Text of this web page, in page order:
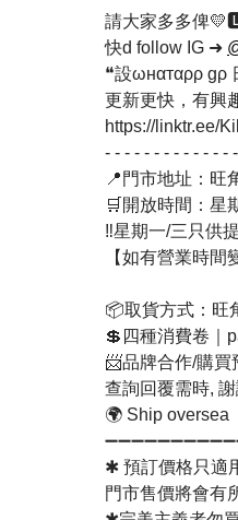
請大家多多俾
快d follow IG ➜
❝設ωнαтαρρ gρ
更新更快，有興
https://linktr.ee/
- - - - - - - - - - - - -
📍門市地址：旺
🛒開放時間：星
‼️星期一/三只供
【如有營業時間
📦取貨方式：旺
💲四種消費卷｜
📨品牌合作/購
查詢回覆需時,
🌍 Ship oversea
✱ 預訂價格只適
門市售價將會有